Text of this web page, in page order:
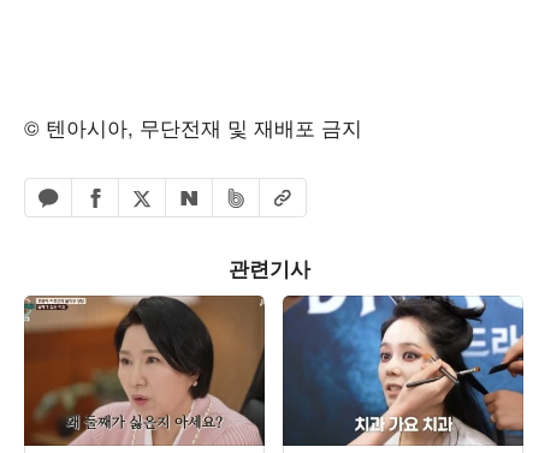
© 텐아시아, 무단전재 및 재배포 금지
카카오톡 공유하기
페이스북 공유하기
엑스 공유하기
네이버 공유하기
밴드 공유하기
URL복사
관련기사